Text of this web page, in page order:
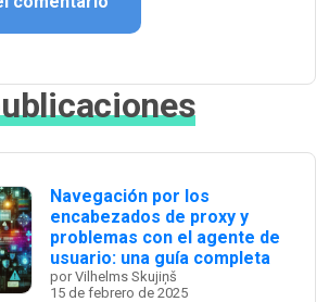
Navegación por los
encabezados de proxy y
problemas con el agente de
usuario: una guía completa
por Vilhelms Skujiņš
15 de febrero de 2025